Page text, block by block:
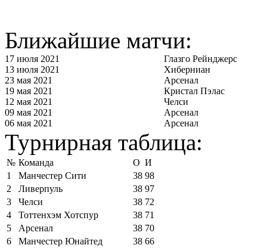
Ближайшие матчи:
17 июля 2021
Глазго Рейнджерс
13 июля 2021
Хиберниан
23 мая 2021
Арсенал
19 мая 2021
Кристал Пэлас
12 мая 2021
Челси
09 мая 2021
Арсенал
06 мая 2021
Арсенал
Турнирная таблица:
№ Команда О И
1
Манчестер Сити 38 98
2
Ливерпуль 38 97
3
Челси 38 72
4
Тоттенхэм Хотспур 38 71
5
Арсенал 38 70
6
Манчестер Юнайтед 38 66